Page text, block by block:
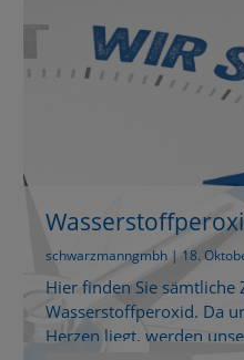
schwarzmanngmbh | 18.
Hier finden Sie
Wasserstoffperoxid. Da
Herzen liegt, werden